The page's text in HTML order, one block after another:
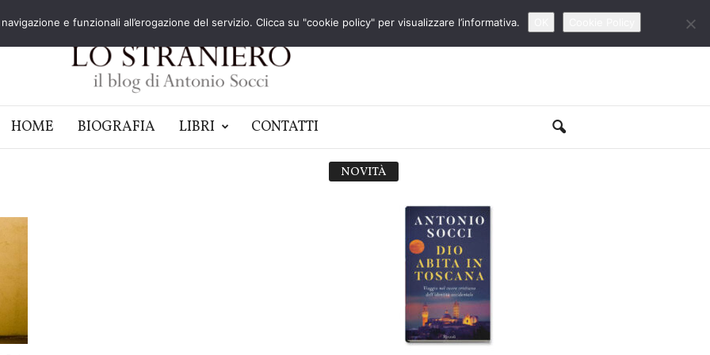
HOME BIOGRAFIA LIBRI CONTATTI
NOVITÀ
e funzionali all’erogazione del servizio. Clicca su "cookie policy" per visualizzare l’informativa.